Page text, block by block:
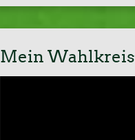
Mein Wahlkreis